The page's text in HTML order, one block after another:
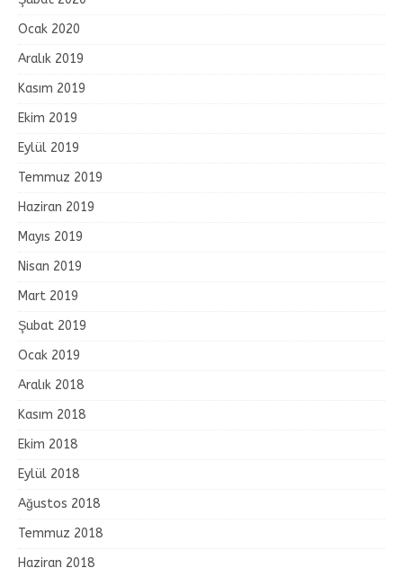
Ocak 2020
Aralık 2019
Kasım 2019
Ekim 2019
Eylül 2019
Temmuz 2019
Haziran 2019
Mayıs 2019
Nisan 2019
Mart 2019
Şubat 2019
Ocak 2019
Aralık 2018
Kasım 2018
Ekim 2018
Eylül 2018
Ağustos 2018
Temmuz 2018
Haziran 2018